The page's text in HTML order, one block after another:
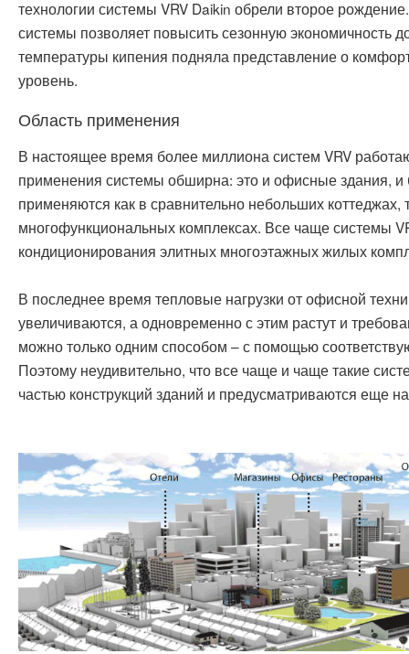
технологии системы VRV Daikin обрели второе
системы позволяет повысить сезонную экономичность
температуры кипения подняла представление о
уровень.
Область применения
В настоящее время более миллиона систем VRV
применения системы обширна: это и офисные здания, и
применяются как в сравнительно небольших коттеджах,
многофункциональных комплексах. Все чаще системы
кондиционирования элитных многоэтажных жилых
В последнее время тепловые нагрузки от офисной
увеличиваются, а одновременно с этим растут и
можно только одним способом – с помощью
Поэтому неудивительно, что все чаще и чаще такие
частью конструкций зданий и предусматриваются еще